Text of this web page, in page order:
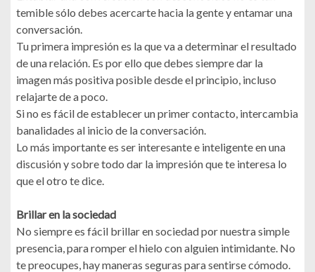
temible sólo debes acercarte hacia la gente y entamar una
conversación.
Tu primera impresión es la que va a determinar el resultado
de una relación. Es por ello que debes siempre dar la
imagen más positiva posible desde el principio, incluso
relajarte de a poco.
Si no es fácil de establecer un primer contacto, intercambia
banalidades al inicio de la conversación.
Lo más importante es ser interesante e inteligente en una
discusión y sobre todo dar la impresión que te interesa lo
que el otro te dice.
Brillar en la sociedad
No siempre es fácil brillar en sociedad por nuestra simple
presencia, para romper el hielo con alguien intimidante. No
te preocupes, hay maneras seguras para sentirse cómodo.